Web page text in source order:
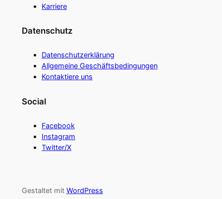
Karriere
Datenschutz
Datenschutzerklärung
Allgemeine Geschäftsbedingungen
Kontaktiere uns
Social
Facebook
Instagram
Twitter/X
Gestaltet mit WordPress